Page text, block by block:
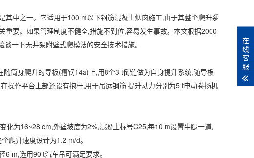
中之一。它适用于100 m以下钢筋混凝土烟囱施工,由于其整个爬升系
要。如果管理制度不健全,措施不到位,容易发生事故。本文根据2000
一下无井架附壁式爬模法的安全技术措施。
筒身爬升的导板(槽钢14a)上,用8个3 t倒链做为自身提升系统,随导板
操作平台上部还设有抱杆,用于吊运钢筋,提升动力分别为5 t电动卷扬机
为16~28 cm,外壁坡度为2%,混凝土标号C25,每10 m设置牛腿一道,
爬升速度设计为1.2 m/d。
m,选用90 t汽车吊可满足要求。
在
线
客
服